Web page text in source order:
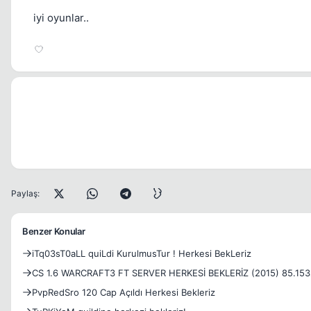
iyi oyunlar..
Paylaş:
Benzer Konular
iTq03sT0aLL quiLdi KurulmusTur ! Herkesi BekLeriz
CS 1.6 WARCRAFT3 FT SERVER HERKESİ BEKLERİZ (2015)
PvpRedSro 120 Cap Açıldı Herkesi Bekleriz